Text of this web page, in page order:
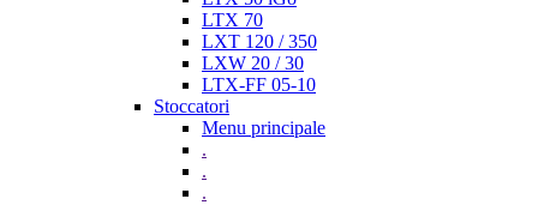
LTX 70
LXT 120 / 350
LXW 20 / 30
LTX-FF 05-10
Stoccatori
Menu principale
.
.
.